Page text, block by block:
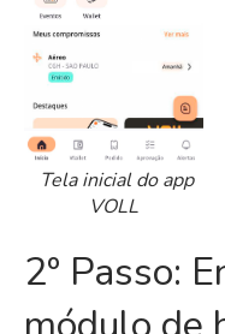
Tela inicial do app
VOLL
2º Passo: